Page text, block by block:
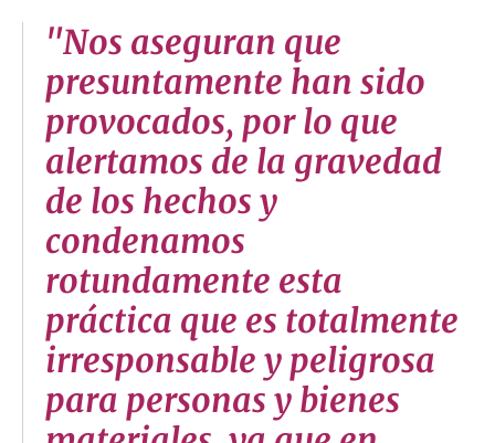
"Nos aseguran que
presuntamente han sido
provocados, por lo que
alertamos de la gravedad
de los hechos y
condenamos
rotundamente esta
práctica que es totalmente
irresponsable y peligrosa
para personas y bienes